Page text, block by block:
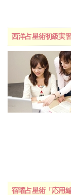
西洋占星術初級実
宿曜占星術「応用編